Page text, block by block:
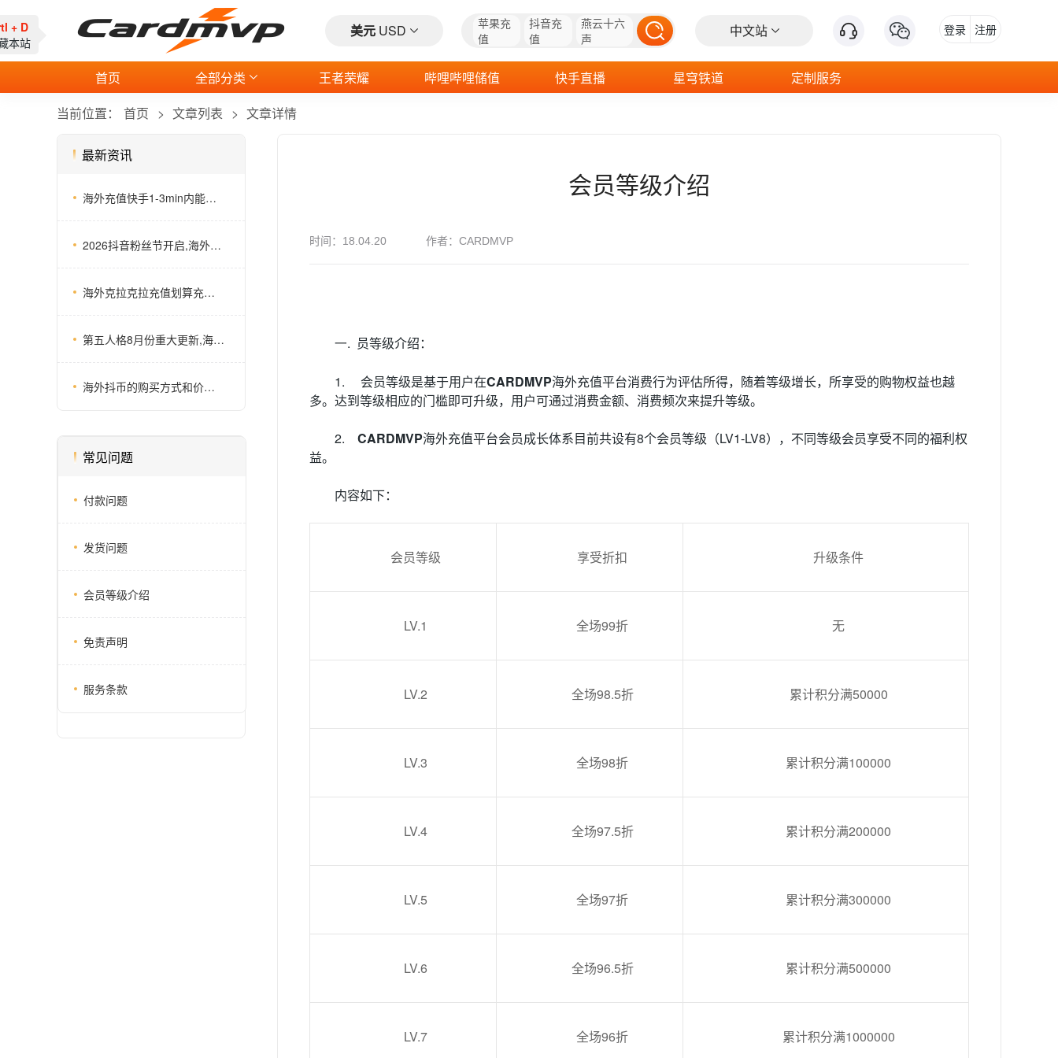
+ D
本站
美元 USD
苹果充
值
抖音充
值
燕云十六
声
中文站 登录 注册
首页 全部分类 王者荣耀 哔哩哔哩储值 快手直播 星穹铁道
定制服务
当前位置：
首页 文章列表 文章详情
最新资讯
海外充值快手1-3min内能到账吗？快手打榜比较急
2026抖音粉丝节开启,海外抖音充值这个宝藏平台你试一下
海外克拉克拉充值划算充值方式，实时汇率长期充值更划算
第五人格8月份重大更新,海外第五人格储值推荐平台
海外抖币的购买方式和价格有没有详细的介绍
常见问题
付款问题
发货问题
会员等级介绍
免责声明
服务条款
会员等级介绍
时间： 18.04.20 作者： CARDMVP
一. 员等级介绍：
1. 会员等级是基于用户在CARDMVP海外充值平台消费行为评估所得，随着等级增长，所享受的购物权益也越
多。达到等级相应的门槛即可升级，用户可通过消费金额、消费频次来提升等级。
2. CARDMVP海外充值平台会员成长体系目前共设有8个会员等级（LV1-LV8），不同等级会员享受不同的福利权
益。
内容如下：
会员等级 享受折扣 升级条件
LV.1 全场99折 无
LV.2 全场98.5折 累计积分满50000
LV.3 全场98折 累计积分满100000
LV.4 全场97.5折 累计积分满200000
LV.5 全场97折 累计积分满300000
LV.6 全场96.5折 累计积分满500000
LV.7 全场96折 累计积分满1000000